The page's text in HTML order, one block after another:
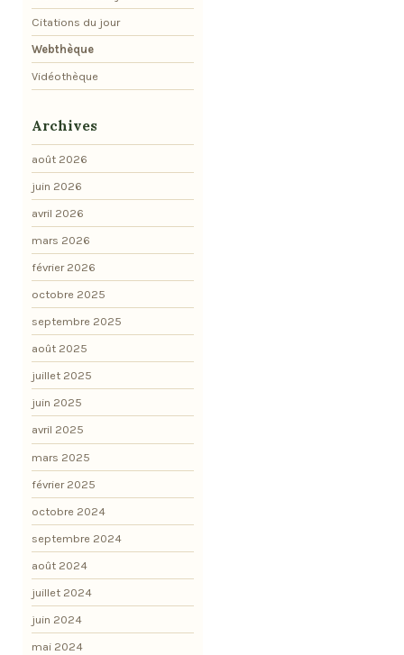
Citations du jour
Webthèque
Vidéothèque
Archives
août 2026
juin 2026
avril 2026
mars 2026
février 2026
octobre 2025
septembre 2025
août 2025
juillet 2025
juin 2025
avril 2025
mars 2025
février 2025
octobre 2024
septembre 2024
août 2024
juillet 2024
juin 2024
mai 2024